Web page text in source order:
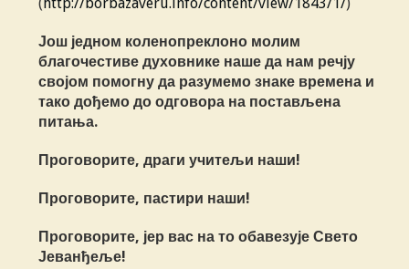
Још једном коленопреклоно молим
благочестиве духовнике наше да нам речју
својом помогну да разумемо знаке времена и
тако дођемо до одговора на постављена
питања.
Проговорите, драги учитељи наши!
Проговорите, пастири наши!
Проговорите, јер вас на то обавезује Свето
Јеванђеље!